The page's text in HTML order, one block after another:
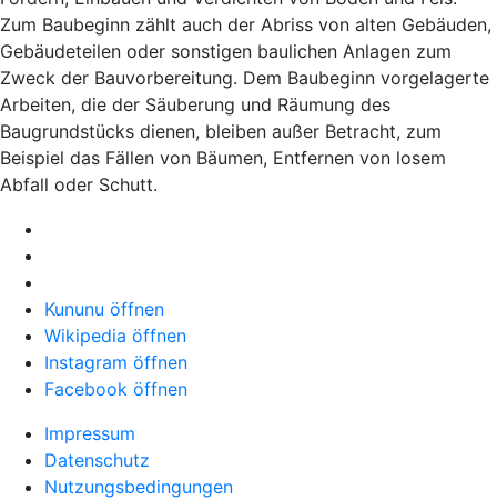
Zum Baubeginn zählt auch der Abriss von alten Gebäuden,
Gebäudeteilen oder sonstigen baulichen Anlagen zum
Zweck der Bauvorbereitung. Dem Baubeginn vorgelagerte
Arbeiten, die der Säuberung und Räumung des
Baugrundstücks dienen, bleiben außer Betracht, zum
Beispiel das Fällen von Bäumen, Entfernen von losem
Abfall oder Schutt.
Kununu öffnen
Wikipedia öffnen
Instagram öffnen
Facebook öffnen
Impressum
Datenschutz
Nutzungsbedingungen